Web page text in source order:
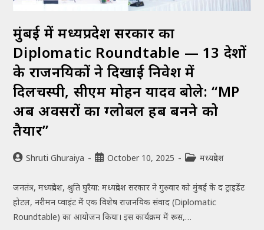
मुंबई में मध्यप्रदेश सरकार का
Diplomatic Roundtable — 13 देशों
के राजनयिकों ने दिखाई निवेश में
दिलचस्पी, सीएम मोहन यादव बोले: “MP
अब अवसरों का ग्लोबल हब बनने को
तैयार”
Shruti Ghuraiya October 10, 2025 मध्यप्रदेश
जनतंत्र, मध्यप्रदेश, श्रुति घुरैया: मध्यप्रदेश सरकार ने गुरुवार को मुंबई के द ट्राइडेंट
होटल, नरीमन प्वाइंट में एक विशेष राजनयिक संवाद (Diplomatic
Roundtable) का आयोजन किया। इस कार्यक्रम में रूस,…